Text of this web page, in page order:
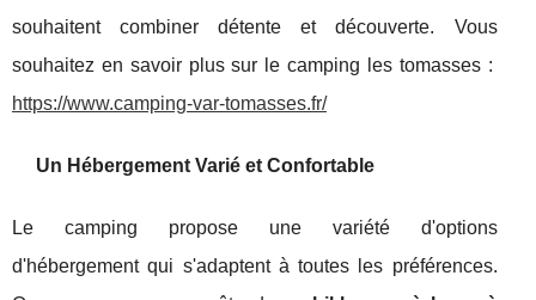
souhaitent combiner détente et découverte. Vous
souhaitez en savoir plus sur le camping les tomasses :
https://www.camping-var-tomasses.fr/
Un Hébergement Varié et Confortable
Le camping propose une variété d'options
d'hébergement qui s'adaptent à toutes les préférences.